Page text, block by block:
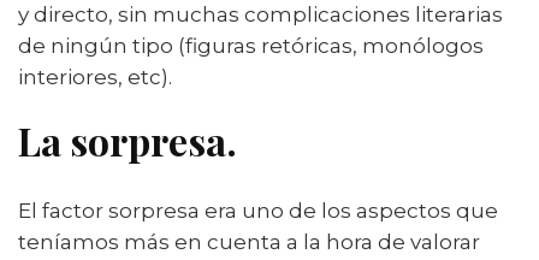
y directo, sin muchas complicaciones literarias
de ningún tipo (figuras retóricas, monólogos
interiores, etc).
La sorpresa.
El factor sorpresa era uno de los aspectos que
teníamos más en cuenta a la hora de valorar